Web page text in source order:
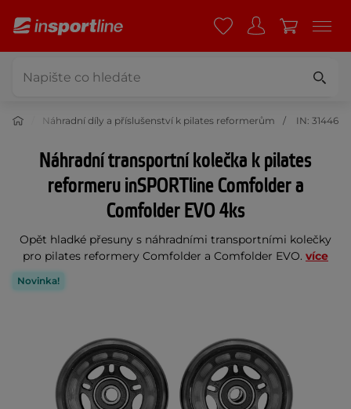
Náhradní díly a příslušenství k pilates reformerům IN: 31446
Náhradní transportní kolečka k pilates
reformeru inSPORTline Comfolder a
Comfolder EVO 4ks
Opět hladké přesuny s náhradními transportními kolečky
pro pilates reformery Comfolder a Comfolder EVO. více
Novinka!